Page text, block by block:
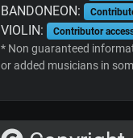
BANDONEON:
VIOLIN: Contributor
* Non guaranteed
or added musicians in